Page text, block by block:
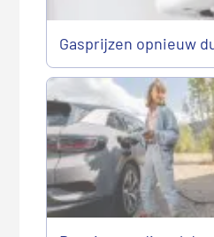
Gasprijzen opnieuw